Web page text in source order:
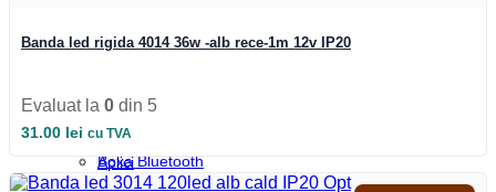
Lustre
Aplici Cristal
Aplici LED
Aplici
Veioze
Tub Neon Clasic
Incarcatoare
UPS-uri
Boxa Bluetooth
Baterie externa
Banda led rigida 4014 36w -alb rece-1m 12v IP20
Evaluat la 0 din 5
31.00 lei cu TVA